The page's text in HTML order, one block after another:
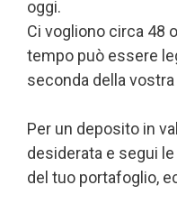
oggi.
Ci vogliono circa 48
tempo può essere
seconda della vostra
Per un deposito in
desiderata e segui
del tuo portafoglio,